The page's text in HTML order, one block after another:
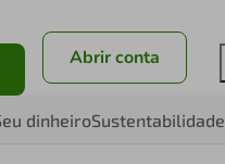
Abrir conta
dinheiroSustentabilidade